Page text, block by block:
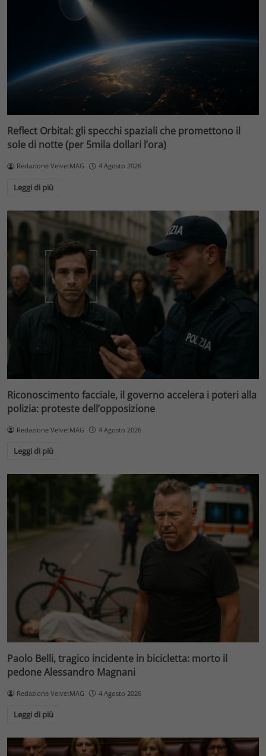
Reflect Orbital: gli specchi spaziali che promettono il
sole di notte (per 5mila dollari l’ora)
Redazione VelvetMAG 4 Agosto 2026
Leggi di più
Riconoscimento facciale, il governo accelera i poteri alla
polizia: proteste dell’opposizione
Redazione VelvetMAG 4 Agosto 2026
Leggi di più
Paolo Belli, tragico incidente in bicicletta: morto il
pedone Alessandro Magnani
Redazione VelvetMAG 4 Agosto 2026
Leggi di più